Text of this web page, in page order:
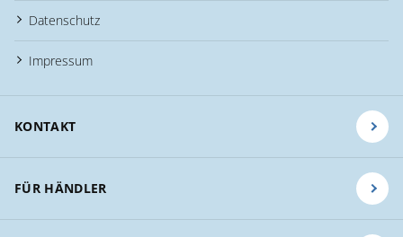
Datenschutz
Impressum
KONTAKT
FÜR HÄNDLER